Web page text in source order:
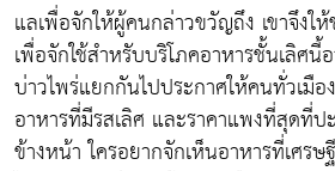
แลเพื่อจักให้ผู้คนกล่าวขวัญถึง เขาจึงใ
เพื่อจักใช้สำหรับบริโภคอาหารชั้นเลิศ
บ่าวไพร่แยกกันไปประกาศให้คนทั่วเมือ
อาหารที่มีรสเลิศ และราคาแพงที่สุดที่
ข้างหน้า ใครอยากจักเห็นอาหารที่เศร